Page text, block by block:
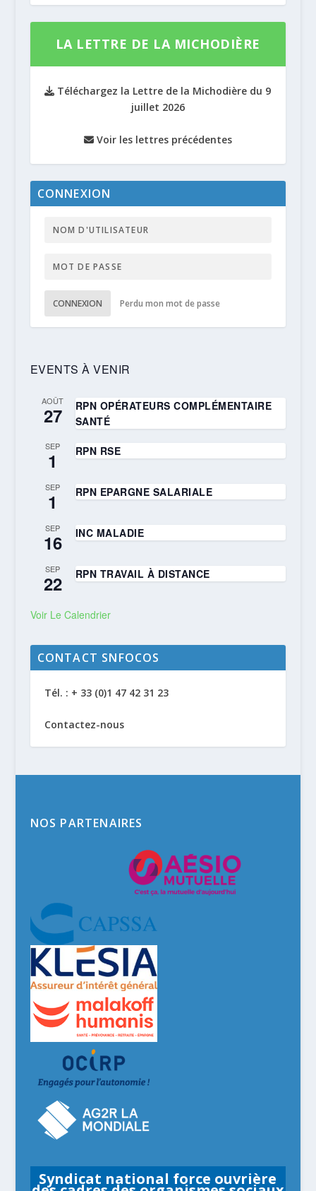
LA LETTRE DE LA MICHODIÈRE
Téléchargez la Lettre de la Michodière du 9
juillet 2026
Voir les lettres précédentes
CONNEXION
CONNEXION Perdu mon mot de passe
EVENTS À VENIR
AOÛT
27
RPN OPÉRATEURS COMPLÉMENTAIRE
SANTÉ
SEP
1 RPN RSE
SEP
1 RPN EPARGNE SALARIALE
SEP
16 INC MALADIE
SEP
22 RPN TRAVAIL À DISTANCE
Voir Le Calendrier
CONTACT SNFOCOS
Tél. : + 33 (0)1 47 42 31 23
Contactez-nous
NOS PARTENAIRES
Syndicat national force ouvrière